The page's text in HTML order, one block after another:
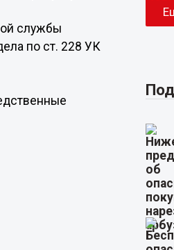
службы
по ст. 228 УК